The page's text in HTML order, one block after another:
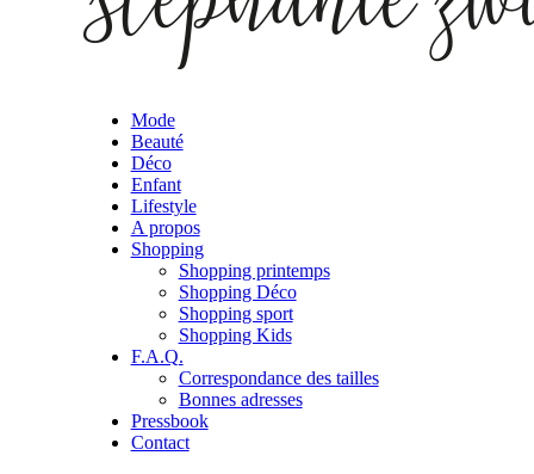
Mode
Beauté
Déco
Enfant
Lifestyle
A propos
Shopping
Shopping printemps
Shopping Déco
Shopping sport
Shopping Kids
F.A.Q.
Correspondance des tailles
Bonnes adresses
Pressbook
Contact